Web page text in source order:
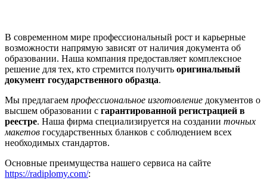
В современном мире профессиональный рост и карьерные
возможности напрямую зависят от наличия документа об
образовании. Наша компания предоставляет комплексное
решение для тех, кто стремится получить оригинальный
документ государственного образца.
Мы предлагаем профессиональное изготовление документов о
высшем образовании с гарантированной регистрацией в
реестре. Наша фирма специализируется на создании точных
макетов государственных бланков с соблюдением всех
необходимых стандартов.
Основные преимущества нашего сервиса на сайте
https://radiplomy.com/: